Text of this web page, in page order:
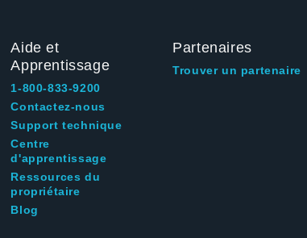
Aide et
Apprentissage
1-800-833-9200
Contactez-nous
Support technique
Centre
d'apprentissage
Ressources du
propriétaire
Blog
Partenaires
Trouver un partenaire